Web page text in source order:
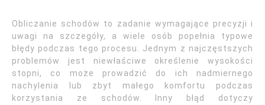
Obliczanie schodów to zadanie wymagające precyzji i
uwagi na szczegóły, a wiele osób popełnia typowe
błędy podczas tego procesu. Jednym z najczęstszych
problemów jest niewłaściwe określenie wysokości
stopni, co może prowadzić do ich nadmiernego
nachylenia lub zbyt małego komfortu podczas
korzystania ze schodów. Inny błąd dotyczy